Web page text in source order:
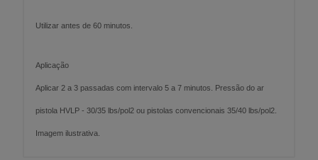
Utilizar antes de 60 minutos.
Aplicação
Aplicar 2 a 3 passadas com intervalo 5 a 7 minutos. Pressão do ar
pistola HVLP - 30/35 lbs/pol2 ou pistolas convencionais 35/40 lbs/pol2.
Imagem ilustrativa.